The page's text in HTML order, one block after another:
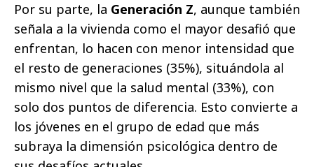
Por su parte, la Generación Z, aunque también
señala a la vivienda como el mayor desafió que
enfrentan, lo hacen con menor intensidad que
el resto de generaciones (35%), situándola al
mismo nivel que la salud mental (33%), con
solo dos puntos de diferencia. Esto convierte a
los jóvenes en el grupo de edad que más
subraya la dimensión psicológica dentro de